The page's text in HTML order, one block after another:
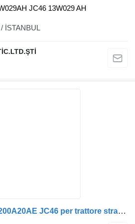
JC46 13W029 AH
İSTANBUL
Rivestimento JC46E200A20AE JC46 per trattore stradale Ford F-MAX